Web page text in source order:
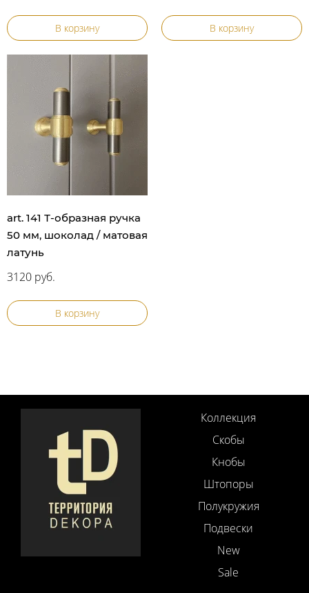
В корзину В корзину
art. 141 Т-образная ручка
50 мм, шоколад / матовая
латунь
3120 руб.
В корзину
Коллекция
Скобы
Кнобы
Штопоры
Полукружия
Подвески
New
Sale